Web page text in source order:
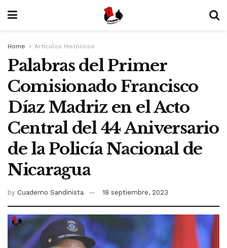
Home Artículos Históricos
Palabras del Primer
Comisionado Francisco
Díaz Madriz en el Acto
Central del 44 Aniversario
de la Policía Nacional de
Nicaragua
by Cuaderno Sandinista 18 septiembre, 2023